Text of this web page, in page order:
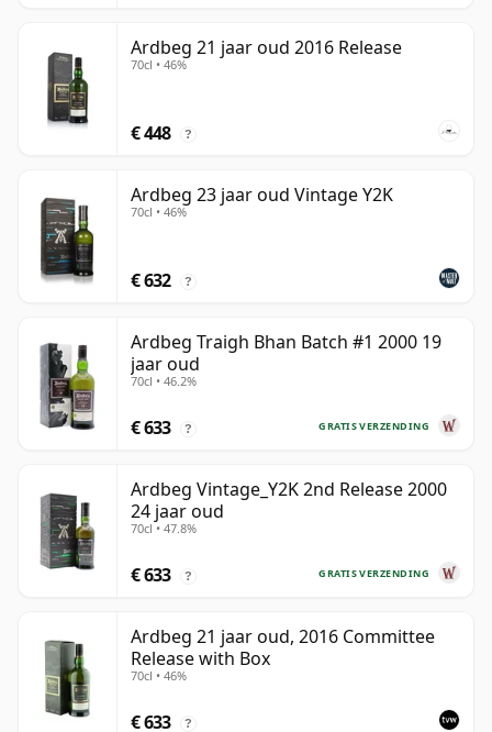
Ardbeg 21 jaar oud 2016 Release
70cl • 46%
€ 448 ?
Ardbeg 23 jaar oud Vintage Y2K
70cl • 46%
€ 632 ?
Ardbeg Traigh Bhan Batch #1 2000 19
jaar oud
70cl • 46.2%
GRATIS VERZENDING
€ 633 ?
Ardbeg Vintage_Y2K 2nd Release 2000
24 jaar oud
70cl • 47.8%
GRATIS VERZENDING
€ 633 ?
Ardbeg 21 jaar oud, 2016 Committee
Release with Box
70cl • 46%
€ 633 ?